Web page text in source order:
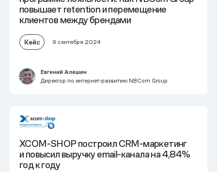
повышает retention и перемещение
клиентов между брендами
Кейс 9 сентября 2024
Евгений Алешин
Директор по интернет-развитию NBCom Group
XCOM-SHOP построил CRM-маркетинг
и повысил выручку email-канала на 4,84%
год к году